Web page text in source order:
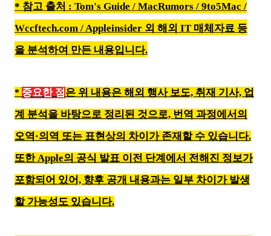
* 참고 출처 : Tom's Guide / MacRumors / 9to5Mac /
Wccftech.com / Appleinsider 외 해외 IT 매체자료 등
을 분석하여 만든 내용입니다.
* 중요한 점 은 위 내용은 해외 행사 보도, 취재 기사, 업
계 분석을 바탕으로 정리된 것으로, 번역 과정에서의
오역·의역 또는 표현상의 차이가 존재할 수 있습니다.
또한 Apple의 공식 발표 이전 단계에서 전해진 정보가
포함되어 있어, 향후 공개 내용과는 일부 차이가 발생
할 가능성도 있습니다.